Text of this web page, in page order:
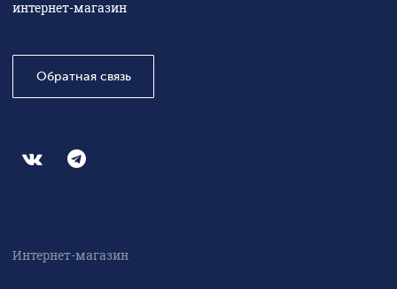
интернет-магазин
Обратная связь
Интернет-магазин